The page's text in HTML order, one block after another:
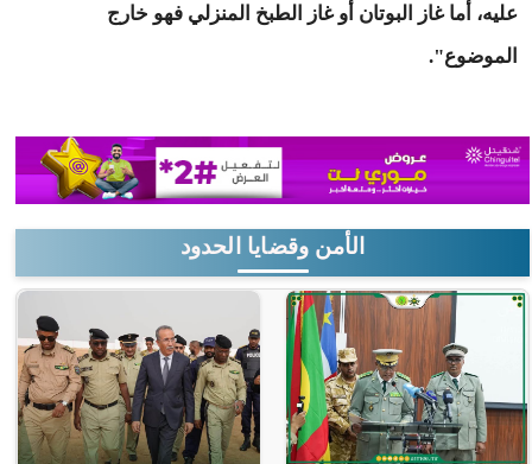
عليه، أما غاز البوتان أو غاز الطبخ المنزلي فهو خارج
الموضوع".
الأمن وقضايا الحدود